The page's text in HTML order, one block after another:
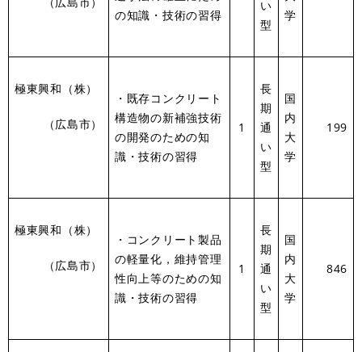
の知識・技術の習得
い
型
学
極東興和（株）
（広島市）
・既存コンクリート
構造物の新補強技術
の開発のための知
識・技術の習得
1
長
期
通
い
型
国
内
大
学
199
極東興和（株）
（広島市）
・コンクリート製品
の軽量化，維持管理
性向上等のための知
識・技術の習得
1
長
期
通
い
型
国
内
大
学
846